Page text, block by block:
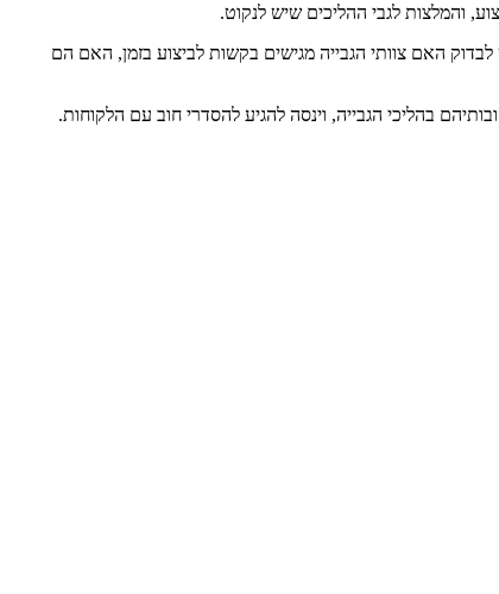
והמלצות לגבי ההליכים שיש לנקוט.
האם צוותי הגבייה מגישים בקשות לביצוע בזמן, האם הם
בהליכי הגבייה, וינסה להגיע להסדרי חוב עם הלקוחות.